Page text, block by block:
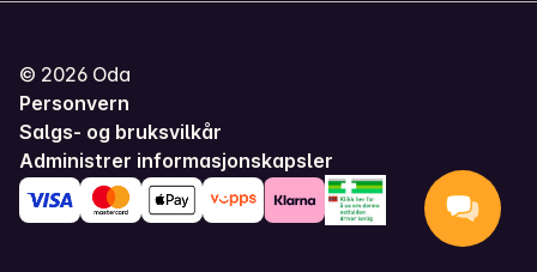
© 2026 Oda
Personvern
Salgs- og bruksvilkår
Administrer informasjonskapsler